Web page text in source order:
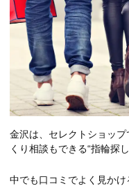
金沢は、セレクトショッ
くり相談もできる“指輪探
中でも口コミでよく見か